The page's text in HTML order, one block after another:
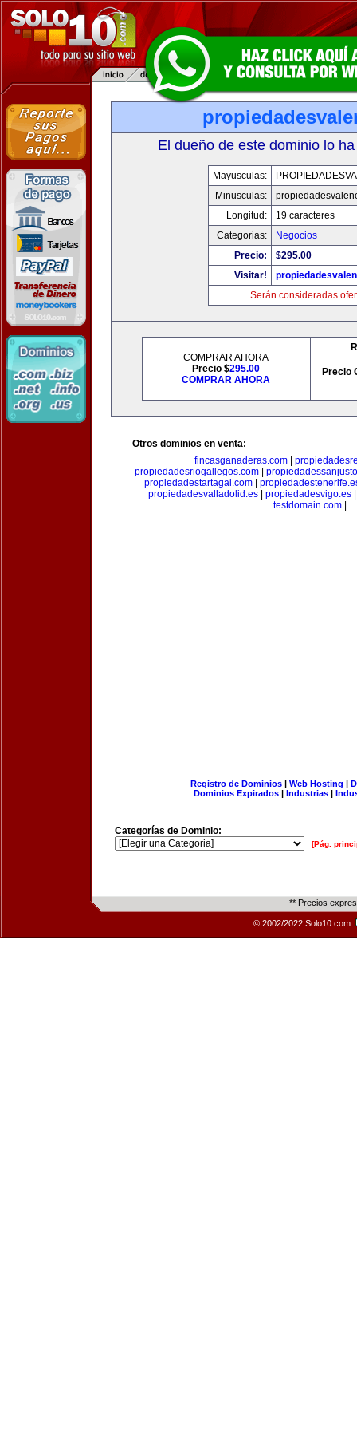
El dueño de este dominio lo
Mayusculas:
Minusculas:
Longitud:
19 caracteres
Categorias:
Negocios
Precio:
$295.00
Visitar!
Serán consideradas
COMPRAR AHORA
Precio $295.00
COMPRAR AHORA
Precio
Otros dominios en venta:
fincasganaderas.com|
propiedadesriogallegos.com|
propiedadestartagal.com|
propiedadesvalladolid.es
propiedadesvigo.es
testdomain.com
Registro de Dominios| Web Hosting |
Dominios Expirados | Industrias |
Categorías de Dominio:
[Pág.
** Precios
© 2002/2022 Solo10.com